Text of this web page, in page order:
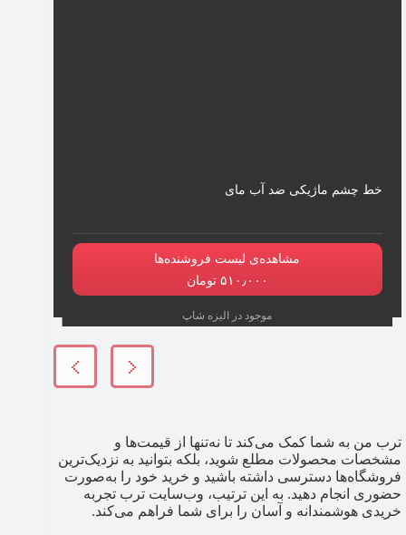
خط چشم ماژیکی ضد آب مای
مشاهده‌ی لیست فروشنده‌ها
۵۱۰٫۰۰۰ تومان
موجود در الیزه شاپ
ترب من به شما کمک می‌کند تا نه‌تنها از قیمت‌ها و
مشخصات محصولات مطلع شوید، بلکه بتوانید به نزدیک‌ترین
فروشگاه‌ها دسترسی داشته باشید و خرید خود را به‌صورت
حضوری انجام دهید. به این ترتیب، وب‌سایت ترب تجربه
خریدی هوشمندانه و آسان را برای شما فراهم می‌کند.